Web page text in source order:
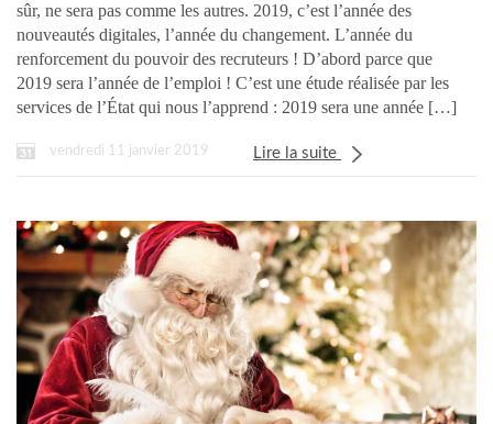
sûr, ne sera pas comme les autres. 2019, c’est l’année des
nouveautés digitales, l’année du changement. L’année du
renforcement du pouvoir des recruteurs ! D’abord parce que
2019 sera l’année de l’emploi ! C’est une étude réalisée par les
services de l’État qui nous l’apprend : 2019 sera une année […]
vendredi 11 janvier 2019 Lire la suite